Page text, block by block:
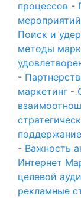
процессов -
мероприятий
Поиск и
методы
-
маркетинг -
- Важность
Интернет
целевой
рекламные